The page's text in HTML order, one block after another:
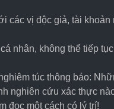
các vị độc giả, tài
nhân, không thể tiếp
túc thông báo:
nghiên cứu xác thực
đọc một cách có lý trí!